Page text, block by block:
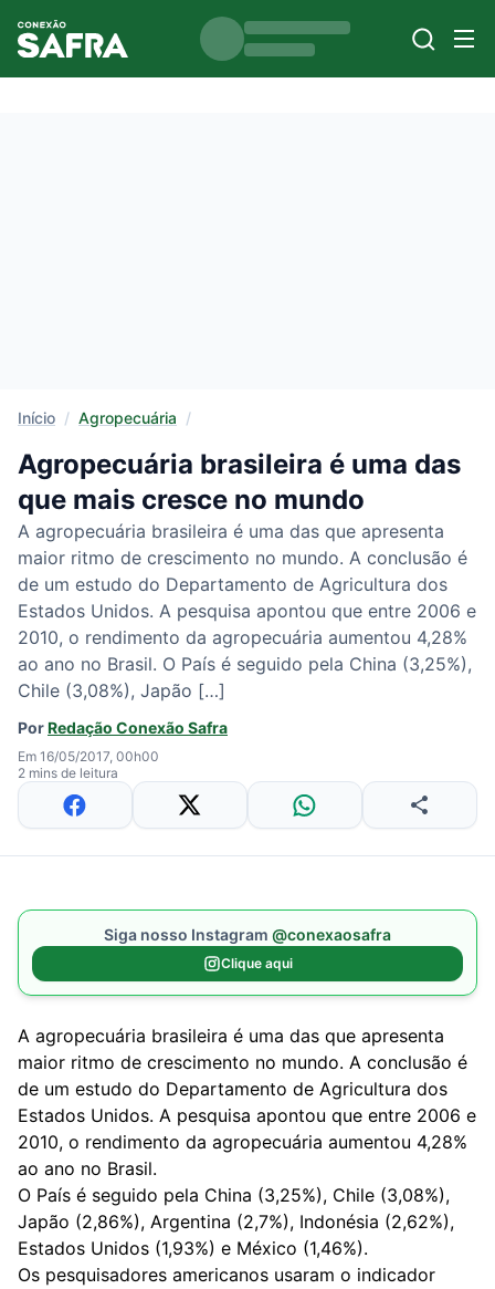
Início / Agropecuária /
Agropecuária brasileira é uma das
que mais cresce no mundo
A agropecuária brasileira é uma das que apresenta
maior ritmo de crescimento no mundo. A conclusão é
de um estudo do Departamento de Agricultura dos
Estados Unidos. A pesquisa apontou que entre 2006 e
2010, o rendimento da agropecuária aumentou 4,28%
ao ano no Brasil. O País é seguido pela China (3,25%),
Chile (3,08%), Japão […]
PorRedação Conexão Safra
Em 16/05/2017, 00h00
2 mins de leitura
Siga nosso Instagram @conexaosafra
Clique aqui
A agropecuária brasileira é uma das que apresenta
maior ritmo de crescimento no mundo. A conclusão é
de um estudo do Departamento de Agricultura dos
Estados Unidos. A pesquisa apontou que entre 2006 e
2010, o rendimento da agropecuária aumentou 4,28%
ao ano no Brasil.
O País é seguido pela China (3,25%), Chile (3,08%),
Japão (2,86%), Argentina (2,7%), Indonésia (2,62%),
Estados Unidos (1,93%) e México (1,46%).
Os pesquisadores americanos usaram o indicador